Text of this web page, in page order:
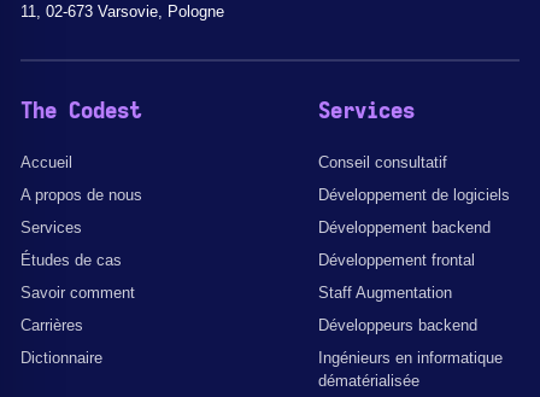
11, 02-673 Varsovie, Pologne
The Codest
Accueil
A propos de nous
Services
Études de cas
Savoir comment
Carrières
Dictionnaire
Services
Conseil consultatif
Développement de logiciels
Développement backend
Développement frontal
Staff Augmentation
Développeurs backend
Ingénieurs en informatique
dématérialisée